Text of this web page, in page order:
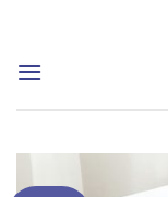
contenido